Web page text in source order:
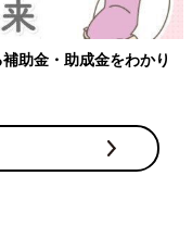
【ワクチン接種できるもの